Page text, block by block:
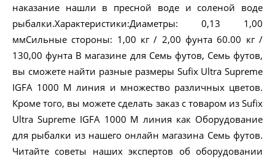
наказание нашли в пресной воде и соленой воде
рыбалки.Характеристики:Диаметры: 0,13 1,00
ммСильные стороны: 1,00 кг / 2,00 фунта 60.00 кг /
130,00 фунта В магазине для Семь футов, Семь футов,
вы сможете найти разные размеры Sufix Ultra Supreme
IGFA 1000 M линия и множество различных цветов.
Кроме того, вы можете сделать заказ с товаром из Sufix
Ultra Supreme IGFA 1000 M линия как Оборудование
для рыбалки из нашего онлайн магазина Семь футов.
Читайте советы наших экспертов об оборудовании